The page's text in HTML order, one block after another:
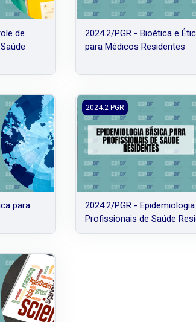
de
2024.2/PGR - Bioética e
para Médicos Residentes
para Médicos Residentes
para
2024.2/PGR -
2024.2-PGR
2024.2/PGR -
Profissionais de Saúde
para Residentes Multiprofissional